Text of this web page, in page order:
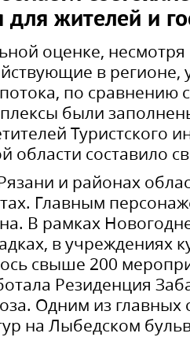
жителей и
оценке,
в регионе,
по сравнению
были
Туристского
области составило
и районах
Главным
В рамках
в учреждениях
свыше 200
Резиденция
Одним из главных
на Лыбедском